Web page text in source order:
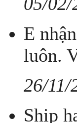
E
luôn.
26/11/
Ship